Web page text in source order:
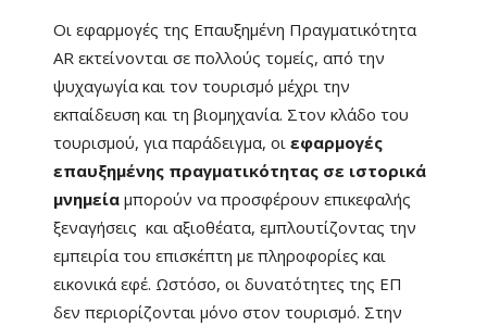
Οι εφαρμογές της Επαυξημένη Πραγματικότητα
AR εκτείνονται σε πολλούς τομείς, από την
ψυχαγωγία και τον τουρισμό μέχρι την
εκπαίδευση και τη βιομηχανία. Στον κλάδο του
τουρισμού, για παράδειγμα, οιεφαρμογές
επαυξημένης πραγματικότητας σε ιστορικά
μνημεία μπορούν να προσφέρουν επικεφαλής
ξεναγήσεις και αξιοθέατα, εμπλουτίζοντας την
εμπειρία του επισκέπτη με πληροφορίες και
εικονικά εφέ. Ωστόσο, οι δυνατότητες της ΕΠ
δεν περιορίζονται μόνο στον τουρισμό. Στην